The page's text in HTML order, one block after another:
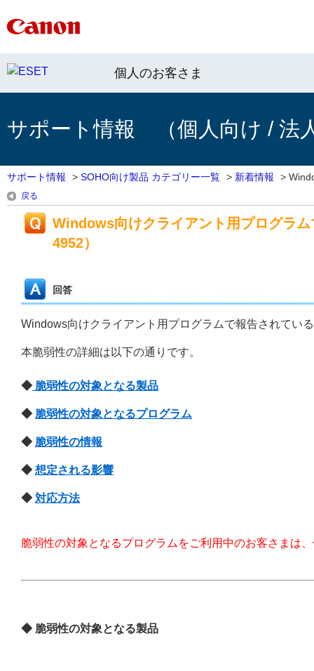
個人のお客さま
サポート情報 （個人向け / 法
サポート情報 > SOHO向け製品 カテゴリー一覧 > 新着情報 >
戻る
Windows向けクライアント用プログラ
4952）
回答
Windows向けクライアント用プログラムで報告されてい
本脆弱性の詳細は以下の通りです。
◆ 脆弱性の対象となる製品
◆ 脆弱性の対象となるプログラム
◆ 脆弱性の情報
◆ 想定される影響
◆ 対応方法
脆弱性の対象となるプログラムをご利用中のお客さまは
◆ 脆弱性の対象となる製品